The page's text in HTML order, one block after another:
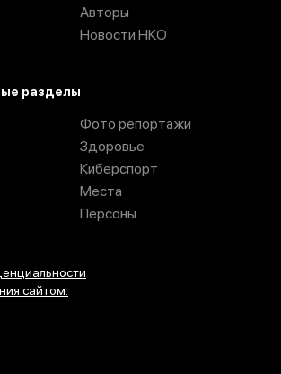
Авторы
Новости НКО
разделы
Фото репортажи
Здоровье
Киберспорт
Места
Персоны
сайтом.